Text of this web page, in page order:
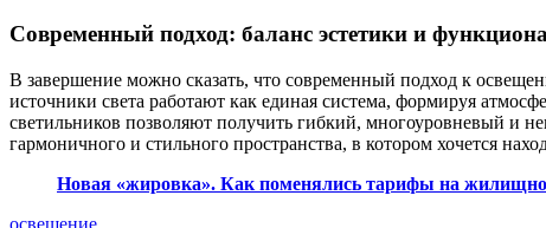
Современный подход: баланс эстетики и
В завершение можно сказать, что современный подход к
источники света работают как единая система, формируя
светильников позволяют получить гибкий, многоуровневый и
гармоничного и стильного пространства, в котором хочется
Новая «жировка». Как поменялись тарифы на
освещение